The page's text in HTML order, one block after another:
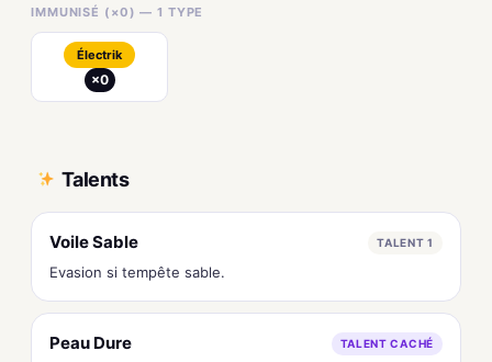
IMMUNISÉ (×0) — 1 TYPE
Électrik
×0
Talents
Voile Sable TALENT 1
Evasion si tempête sable.
Peau Dure TALENT CACHÉ